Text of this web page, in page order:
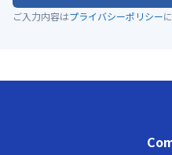
ご入力内容はプライバシーポリシー